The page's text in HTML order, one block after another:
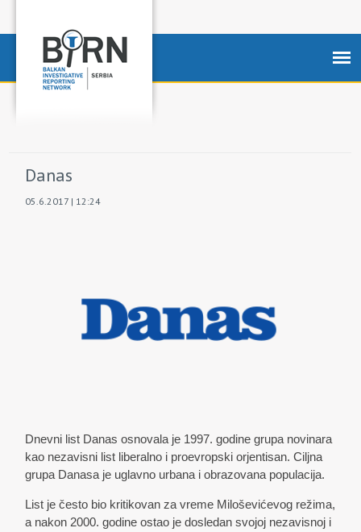
Danas
05.6.2017 | 12:24
Dnevni list Danas osnovala je 1997. godine grupa novinara
kao nezavisni list liberalno i proevropski orjentisan. Ciljna
grupa Danasa je uglavno urbana i obrazovana populacija.
List je često bio kritikovan za vreme Miloševićevog režima,
a nakon 2000. godine ostao je dosledan svojoj nezavisnoj i